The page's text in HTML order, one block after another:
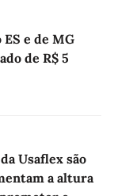
e de MG
de R$ 5
Usaflex são
a altura